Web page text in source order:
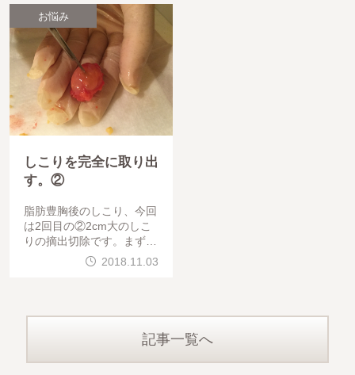
お悩み
しこりを完全に取り出
す。②
脂肪豊胸後のしこり、今回
は2回目の②2cm大のしこ
りの摘出切除です。まずは
、超音波でしっかり診断し
ます。このタイプのしこり
2018.11.03
記事一覧へ